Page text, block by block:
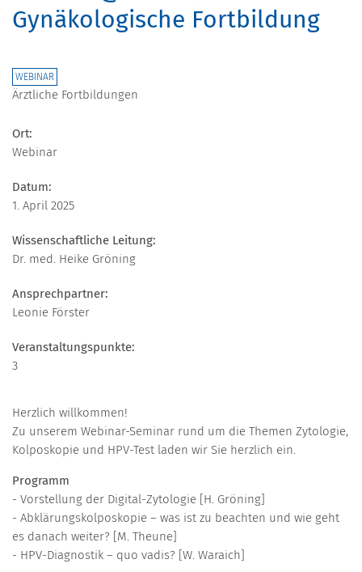
Gynäkologische Fortbildung
WEBINAR
Ärztliche Fortbildungen
Ort:
Webinar
Datum:
1. April 2025
Wissenschaftliche Leitung:
Dr. med. Heike Gröning
Ansprechpartner:
Leonie Förster
Veranstaltungspunkte:
3
Herzlich willkommen!
Zu unserem Webinar-Seminar rund um die Themen Zytologie,
Kolposkopie und HPV-Test laden wir Sie herzlich ein.
Programm
- Vorstellung der Digital-Zytologie [H. Gröning]
- Abklärungskolposkopie – was ist zu beachten und wie geht
es danach weiter? [M. Theune]
- HPV-Diagnostik – quo vadis? [W. Waraich]